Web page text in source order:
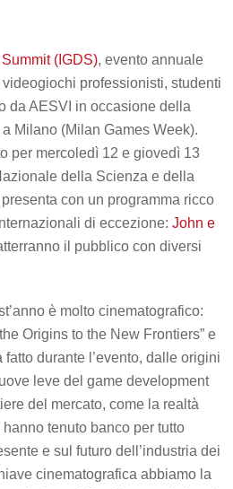
(IGDS), evento annuale
professionisti, studenti
da AESVI in occasione della
Milano (Milan Games Week).
per mercoledì 12 e giovedì 13
della Scienza e della
con un programma ricco
di eccezione: John e
il pubblico con diversi
è molto cinematografico:
Origins to the New Frontiers” e
durante l’evento, dalle origini
leve del game development
del mercato, come la realtà
tenuto banco per tutto
e sul futuro dell’industria dei
cinematografica abbiamo la